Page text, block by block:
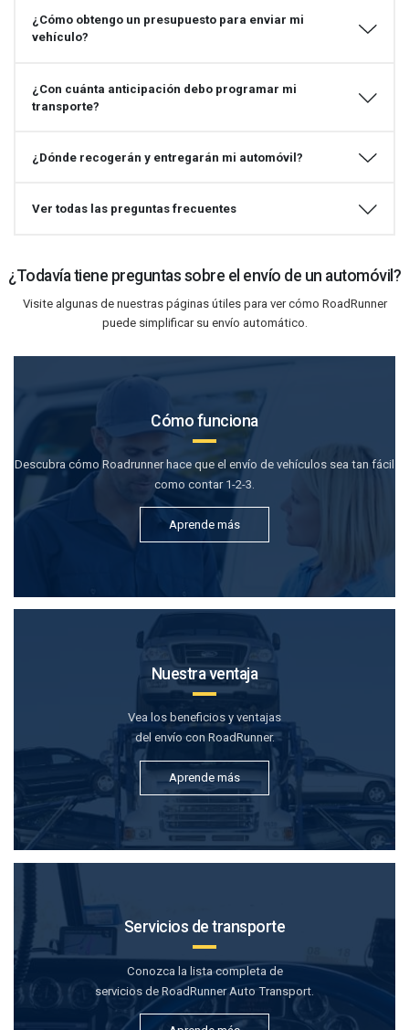
¿Cómo obtengo un presupuesto para enviar mi
vehículo?
¿Con cuánta anticipación debo programar mi
transporte?
¿Dónde recogerán y entregarán mi automóvil?
Ver todas las preguntas frecuentes
¿Todavía tiene preguntas sobre el envío de un automóvil?
Visite algunas de nuestras páginas útiles para ver cómo RoadRunner
puede simplificar su envío automático.
Cómo funciona
Descubra cómo Roadrunner hace que el envío de vehículos sea tan fácil
como contar 1-2-3.
Aprende más
Nuestra ventaja
Vea los beneficios y ventajas
del envío con RoadRunner.
Aprende más
Servicios de transporte
Conozca la lista completa de
servicios de RoadRunner Auto Transport.